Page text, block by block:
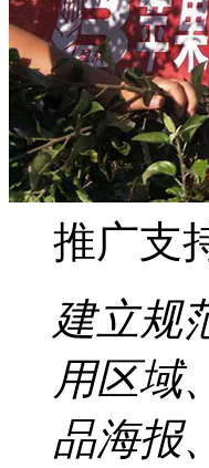
推广支
建立规
用区域
品海报